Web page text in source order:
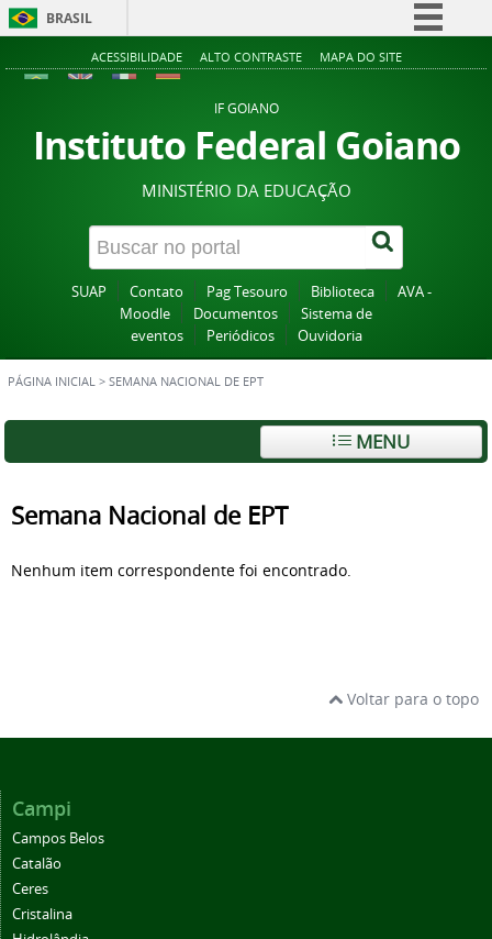
BRASIL
Simplifique!
Acesso à informação
Legislação
Canais
ACESSIBILIDADE ALTO CONTRASTE MAPA DO SITE
IF GOIANO
Instituto Federal Goiano
MINISTÉRIO DA EDUCAÇÃO
SUAP Contato Pag Tesouro Biblioteca
AVA -
Moodle
Documentos
Sistema de
eventos
Periódicos Ouvidoria
PÁGINA INICIAL > SEMANA NACIONAL DE EPT
MENU
Semana Nacional de EPT
Nenhum item correspondente foi encontrado.
Voltar para o topo
Campi
Campos Belos
Catalão
Ceres
Cristalina